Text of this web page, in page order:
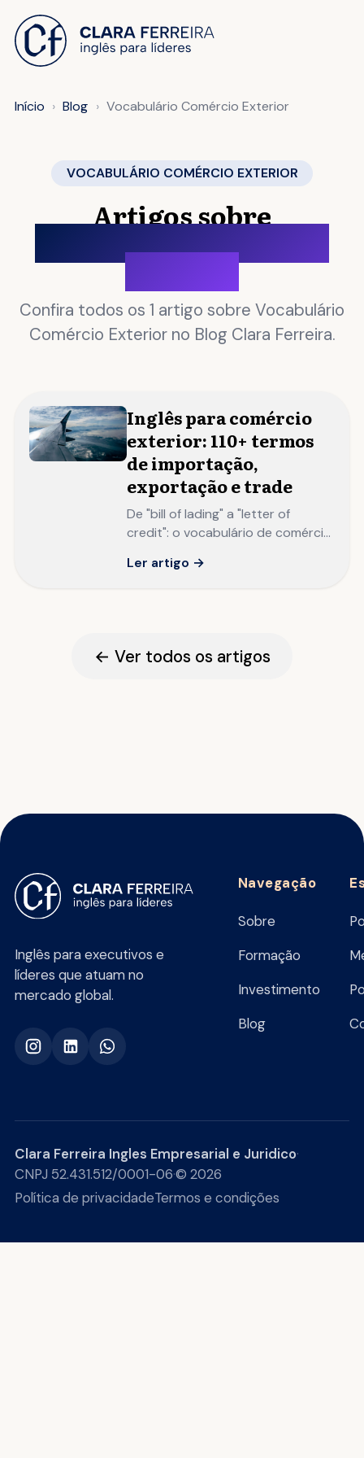
Início Blog Vocabulário Comércio Exterior
VOCABULÁRIO COMÉRCIO EXTERIOR
Artigos sobre
Vocabulário Comércio
Confira todos os 1 artigo sobre Vocabulário
Comércio Exterior no Blog Clara Ferreira.
Inglês para comércio
exterior: 110+ termos
de importação,
exportação e trade
De "bill of lading" a "letter of
credit": o vocabulário de comércio
profissional de comex precisa
Ler artigo →
← Ver todos os artigos
Inglês para executivos e
líderes que atuam no
mercado global.
Navegação
Sobre
Formação
Investimento
Blog
Clara Ferreira Ingles Empresarial e Juridico·
CNPJ 52.431.512/0001-06·© 2026
Política de privacidadeTermos e condições